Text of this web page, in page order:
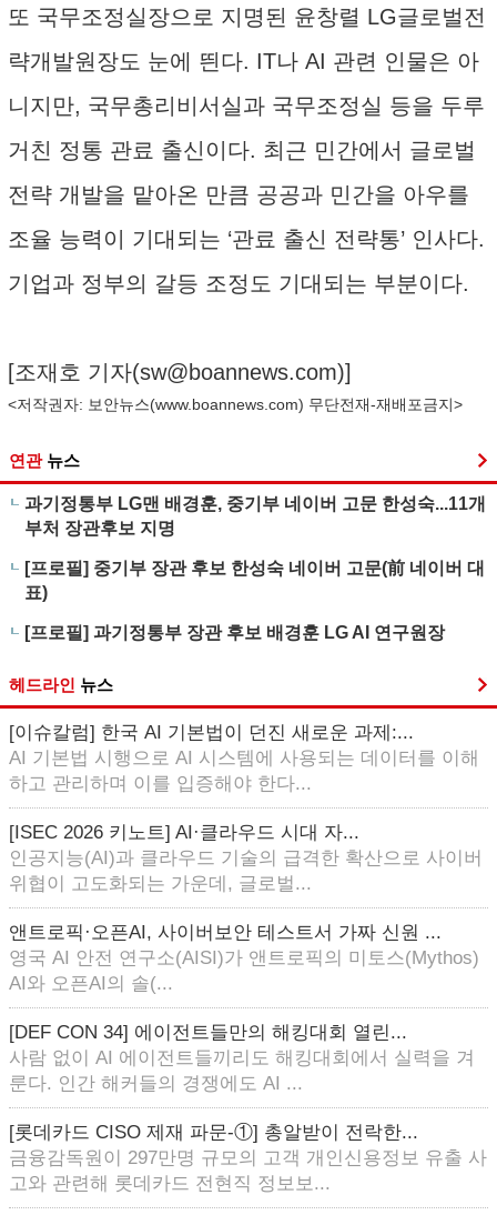
또 국무조정실장으로 지명된 윤창렬 LG글로벌전
략개발원장도 눈에 띈다. IT나 AI 관련 인물은 아
니지만, 국무총리비서실과 국무조정실 등을 두루
거친 정통 관료 출신이다. 최근 민간에서 글로벌
전략 개발을 맡아온 만큼 공공과 민간을 아우를
조율 능력이 기대되는 ‘관료 출신 전략통’ 인사다.
기업과 정부의 갈등 조정도 기대되는 부분이다.
[조재호 기자(sw@boannews.com)]
<저작권자: 보안뉴스(www.boannews.com) 무단전재-재배포금지>
연관 뉴스
과기정통부 LG맨 배경훈, 중기부 네이버 고문 한성숙...11개
부처 장관후보 지명
[프로필] 중기부 장관 후보 한성숙 네이버 고문(前 네이버 대
표)
[프로필] 과기정통부 장관 후보 배경훈 LG AI 연구원장
헤드라인 뉴스
[이슈칼럼] 한국 AI 기본법이 던진 새로운 과제:...
AI 기본법 시행으로 AI 시스템에 사용되는 데이터를 이해
하고 관리하며 이를 입증해야 한다...
[ISEC 2026 키노트] AI·클라우드 시대 자...
인공지능(AI)과 클라우드 기술의 급격한 확산으로 사이버
위협이 고도화되는 가운데, 글로벌...
앤트로픽·오픈AI, 사이버보안 테스트서 가짜 신원 ...
영국 AI 안전 연구소(AISI)가 앤트로픽의 미토스(Mythos)
AI와 오픈AI의 솔(...
[DEF CON 34] 에이전트들만의 해킹대회 열린...
사람 없이 AI 에이전트들끼리도 해킹대회에서 실력을 겨
룬다. 인간 해커들의 경쟁에도 AI ...
[롯데카드 CISO 제재 파문-①] 총알받이 전락한...
금융감독원이 297만명 규모의 고객 개인신용정보 유출 사
고와 관련해 롯데카드 전현직 정보보...